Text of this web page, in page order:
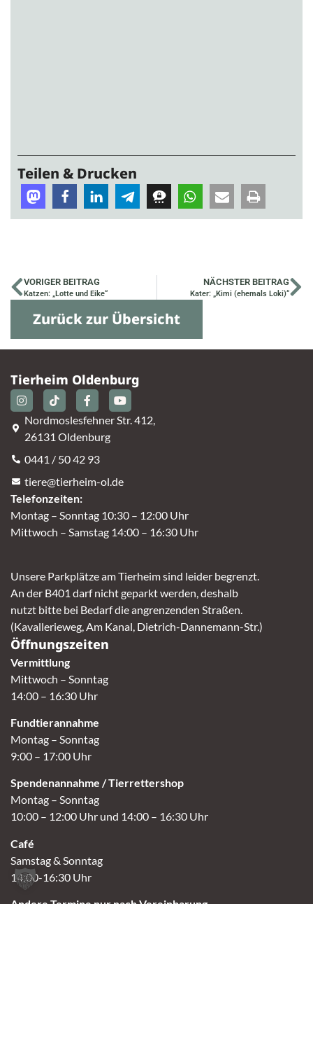
Teilen & Drucken
VORIGER BEITRAG
Katzen: „Lotte und Eike“
NÄCHSTER BEITRAG
Kater: „Kimi (ehemals Loki)“
Zurück zur Übersicht
Tierheim Oldenburg
Nordmoslesfehner Str. 412,
26131 Oldenburg
0441 / 50 42 93
tiere@tierheim-ol.de
Telefonzeiten:
Montag – Sonntag 10:30 – 12:00 Uhr
Mittwoch – Samstag 14:00 – 16:30 Uhr
Unsere Parkplätze am Tierheim sind leider begrenzt.
An der B401 darf nicht geparkt werden, deshalb
nutzt bitte bei Bedarf die angrenzenden Straßen.
(Kavallerieweg, Am Kanal, Dietrich-Dannemann-Str.)
Öffnungszeiten
Vermittlung
Mittwoch – Sonntag
14:00 – 16:30 Uhr
Fundtierannahme
Montag – Sonntag
9:00 – 17:00 Uhr
Spendenannahme / Tierrettershop
Montag – Sonntag
10:00 – 12:00 Uhr und 14:00 – 16:30 Uhr
Café
Samstag & Sonntag
14:00-16:30 Uhr
Andere Termine nur nach Vereinbarung.